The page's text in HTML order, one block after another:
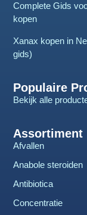
Complete Gids
kopen
Xanax kopen in
gids)
Populaire
Bekijk alle
Assortiment
Afvallen
Anabole steroiden
Antibiotica
Concentratie